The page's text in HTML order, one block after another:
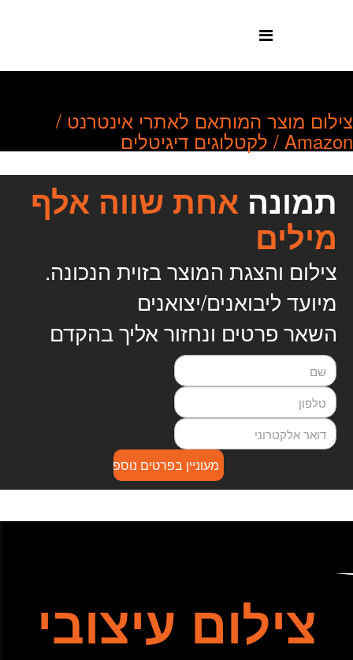
צילום מוצר המותאם לאתרי אינטרנט /
Amazon / לקטלוגים דיגיטלים
תמונה אחת שווה אלף
מילים
צילום והצגת המוצר בזוית הנכונה.
מיועד ליבואנים/יצואנים
השאר פרטים ונחזור אליך בהקדם
צילום עיצובי